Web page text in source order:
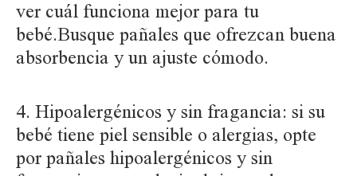
ver cuál funciona mejor para tu
bebé.Busque pañales que ofrezcan buena
absorbencia y un ajuste cómodo.
4. Hipoalergénicos y sin fragancia: si su
bebé tiene piel sensible o alergias, opte
por pañales hipoalergénicos y sin